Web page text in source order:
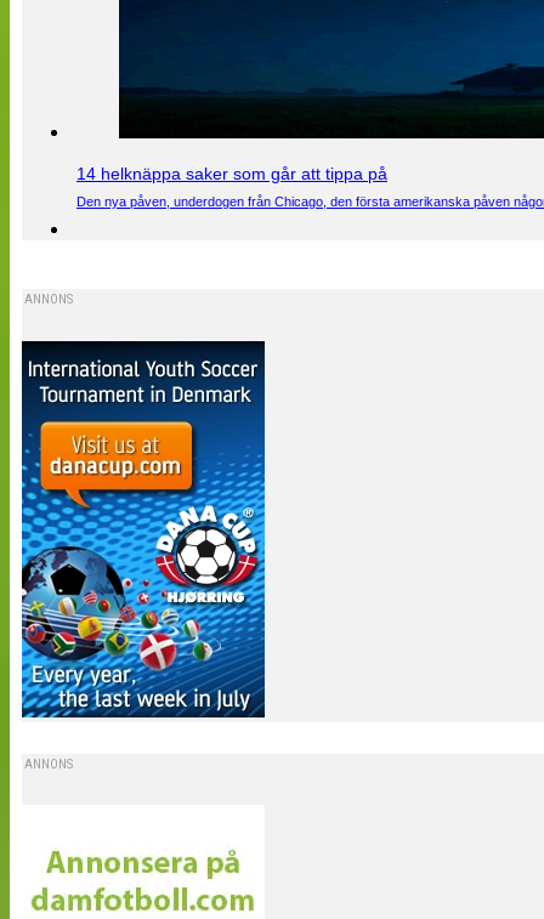
14 helknäppa saker som går att tippa på
Den nya påven, underdogen från Chicago, den första amerikanska påven
ANNONS
ANNONS